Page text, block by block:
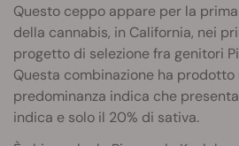
Questo ceppo appare per la
della cannabis, in California, nei
progetto di selezione fra genitori
Questa combinazione ha prodotto
predominanza indica che
indica e solo il 20% di sativa.